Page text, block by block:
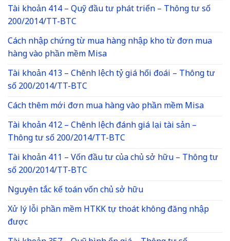
Tài khoản 414 – Quỹ đầu tư phát triển – Thông tư số
200/2014/TT-BTC
Cách nhập chứng từ mua hàng nhập kho từ đơn mua
hàng vào phần mềm Misa
Tài khoản 413 – Chênh lệch tỷ giá hối đoái – Thông tư
số 200/2014/TT-BTC
Cách thêm mới đơn mua hàng vào phần mềm Misa
Tài khoản 412 – Chênh lệch đánh giá lại tài sản –
Thông tư số 200/2014/TT-BTC
Tài khoản 411 – Vốn đầu tư của chủ sở hữu – Thông tư
số 200/2014/TT-BTC
Nguyên tắc kế toán vốn chủ sở hữu
Xử lý lỗi phần mềm HTKK tự thoát không đăng nhập
được